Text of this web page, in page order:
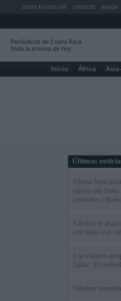
Periódicos de Costa Rica
Toda la prensa de hoy
Inicio África
Últimas
Última hora
espera que
controles y
Sánchez se
con Italia tras
Los viajeros
Italia: “Es
Sánchez
sobre Kiosko.net contacto ayuda